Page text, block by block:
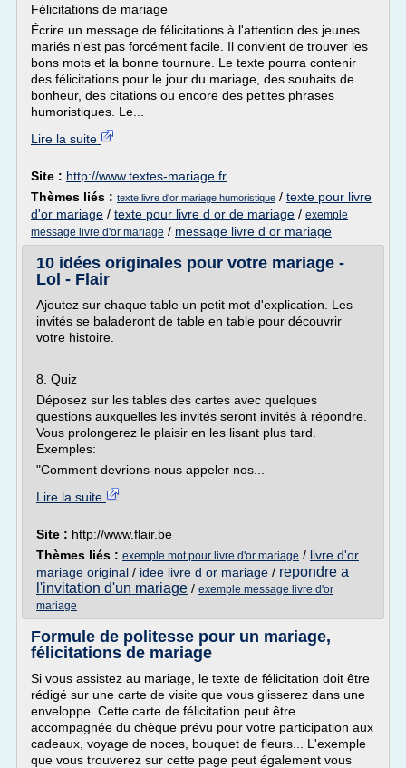
Félicitations de mariage
Écrire un message de félicitations à l'attention des jeunes
mariés n'est pas forcément facile. Il convient de trouver les
bons mots et la bonne tournure. Le texte pourra contenir
des félicitations pour le jour du mariage, des souhaits de
bonheur, des citations ou encore des petites phrases
humoristiques. Le...
Lire la suite
Site : http://www.textes-mariage.fr
Thèmes liés : texte livre d'or mariage humoristique / texte pour livre
d'or mariage / texte pour livre d or de mariage / exemple
message livre d'or mariage / message livre d or mariage
10 idées originales pour votre mariage -
Lol - Flair
Ajoutez sur chaque table un petit mot d'explication. Les
invités se baladeront de table en table pour découvrir
votre histoire.
8. Quiz
Déposez sur les tables des cartes avec quelques
questions auxquelles les invités seront invités à répondre.
Vous prolongerez le plaisir en les lisant plus tard.
Exemples:
"Comment devrions-nous appeler nos...
Lire la suite
Site : http://www.flair.be
Thèmes liés : exemple mot pour livre d'or mariage / livre d'or
mariage original / idee livre d or mariage / repondre a
l'invitation d'un mariage / exemple message livre d'or
mariage
Formule de politesse pour un mariage,
félicitations de mariage
Si vous assistez au mariage, le texte de félicitation doit être
rédigé sur une carte de visite que vous glisserez dans une
enveloppe. Cette carte de félicitation peut être
accompagnée du chèque prévu pour votre participation aux
cadeaux, voyage de noces, bouquet de fleurs... L'exemple
que vous trouverez sur cette page peut également vous